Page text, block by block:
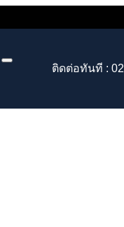
ติดต่อทันที :